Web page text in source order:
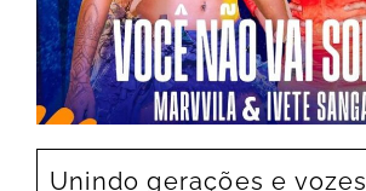
Unindo gerações e vozes